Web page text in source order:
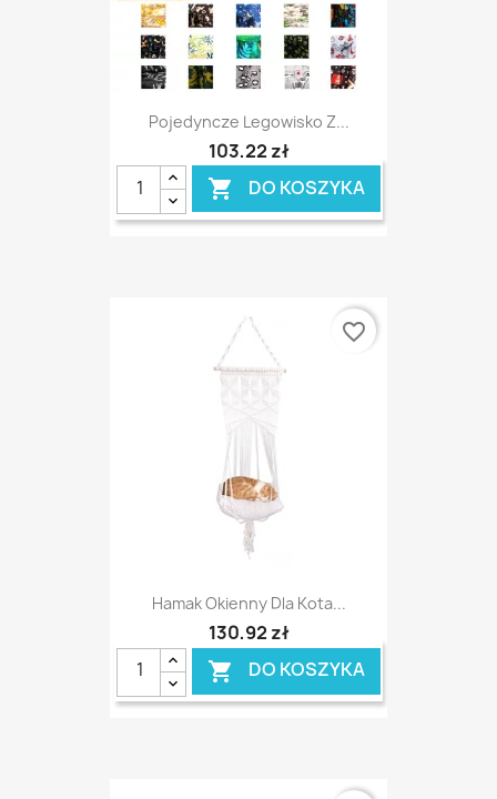
Pojedyncze Legowisko Z...
103,22 zł
 DO KOSZYKA
Hamak Okienny Dla Kota...
130,92 zł
 DO KOSZYKA
favorite_border